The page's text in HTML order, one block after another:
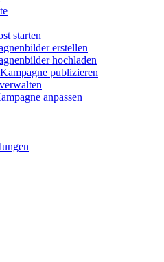
starten
erstellen
hochladen
publizieren
anpassen